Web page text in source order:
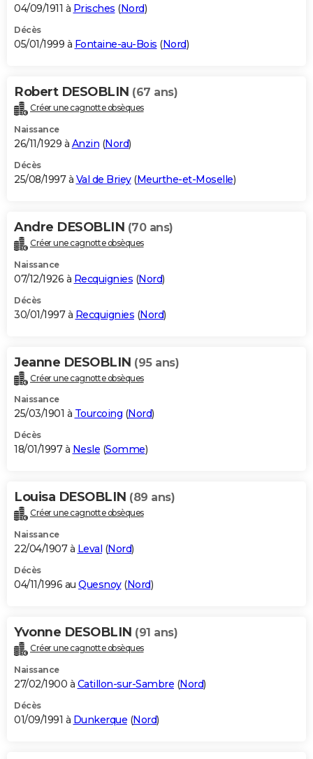
04/09/1911 à Prisches (Nord)
Décès
05/01/1999 à Fontaine-au-Bois (Nord)
Robert DESOBLIN (67 ans)
Créer une cagnotte obsèques
Naissance
26/11/1929 à Anzin (Nord)
Décès
25/08/1997 à Val de Briey(Meurthe-et-Moselle)
Andre DESOBLIN (70 ans)
Créer une cagnotte obsèques
Naissance
07/12/1926 à Recquignies (Nord)
Décès
30/01/1997 à Recquignies (Nord)
Jeanne DESOBLIN (95 ans)
Créer une cagnotte obsèques
Naissance
25/03/1901 à Tourcoing (Nord)
Décès
18/01/1997 à Nesle (Somme)
Louisa DESOBLIN (89 ans)
Créer une cagnotte obsèques
Naissance
22/04/1907 à Leval (Nord)
Décès
04/11/1996 au Quesnoy(Nord)
Yvonne DESOBLIN (91 ans)
Créer une cagnotte obsèques
Naissance
27/02/1900 à Catillon-sur-Sambre (Nord)
Décès
01/09/1991 à Dunkerque (Nord)